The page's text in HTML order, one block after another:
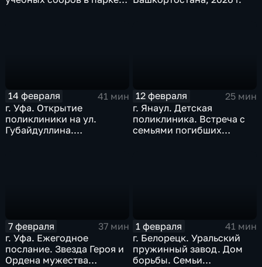
14 февраля
41 мин
г. Уфа. Открытие
поликлиники на ул.
Губайдуллина.
12 февраля
25 мин
г. Янаул. Детская
поликлиника. Встреча с
семьями погибших
7 февраля
37 мин
г. Уфа. Ежегодное
послание. Звезда Героя и
Ордена мужества
1 февраля
41 мин
г. Белорецк. Уральский
пружинный завод. Дом
борьбы. Семьи